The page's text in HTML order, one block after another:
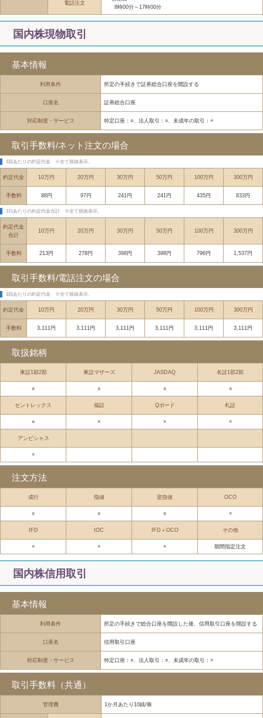
電話注文
8時00分～17時00分
国内株現物取引
基本情報
利用条件 所定の手続きで証券総合口座を開設する
口座名 証券総合口座
対応制度・サービス 特定口座：○、法人取引：○、未成年の取引：×
取引手数料/ネット注文の場合
1回あたりの約定代金 ※全て税抜表示。
約定代金 10万円 20万円 30万円 50万円 100万円 300万円
手数料 88円 97円 241円 241円 435円 833円
1日あたりの約定代金合計 ※全て税抜表示。
約定代金
合計
10万円 20万円 30万円 50万円 100万円 300万円
手数料 213円 278円 398円 398円 796円 1,537円
取引手数料/電話注文の場合
1回あたりの約定代金 ※全て税抜表示。
約定代金 10万円 20万円 30万円 50万円 100万円 300万円
手数料 3,111円 3,111円 3,111円 3,111円 3,111円 3,111円
取扱銘柄
東証1部2部 東証マザーズ JASDAQ 名証1部2部
○ ○ ○ ○
セントレックス 福証 Qボード 札証
○ × × ×
アンビシャス
×
注文方法
成行 指値 逆指値 OCO
○ ○ ○ ×
IFD IOC IFD＋OCO その他
× × × 期間指定注文
国内株信用取引
基本情報
利用条件 所定の手続きで総合口座を開設した後、信用取引口座を開設する
口座名 信用取引口座
対応制度・サービス 特定口座：○、法人取引：○、未成年の取引：×
取引手数料（共通）
管理費 1か月あたり10銭/株